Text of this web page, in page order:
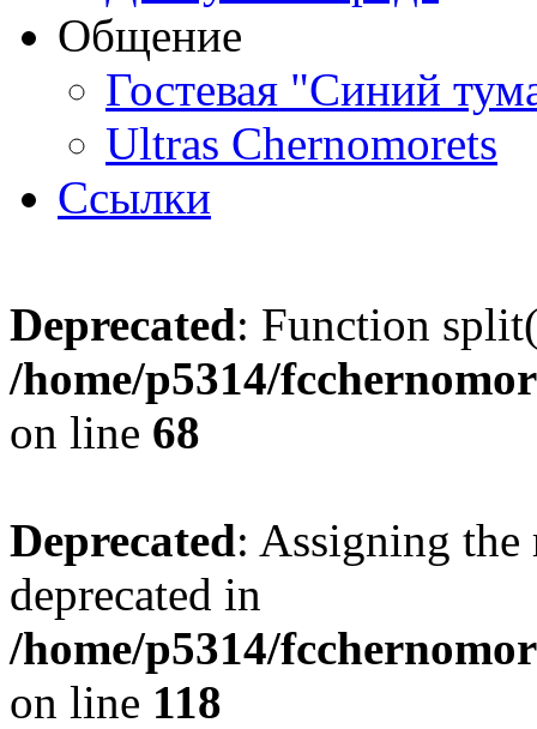
Общение
Гостевая "Синий
Ultras Chernomorets
Ссылки
Deprecated: Function
/home/p5314/
on line 68
Deprecated: Assigning the
deprecated in
/home/p5314/
on line 118